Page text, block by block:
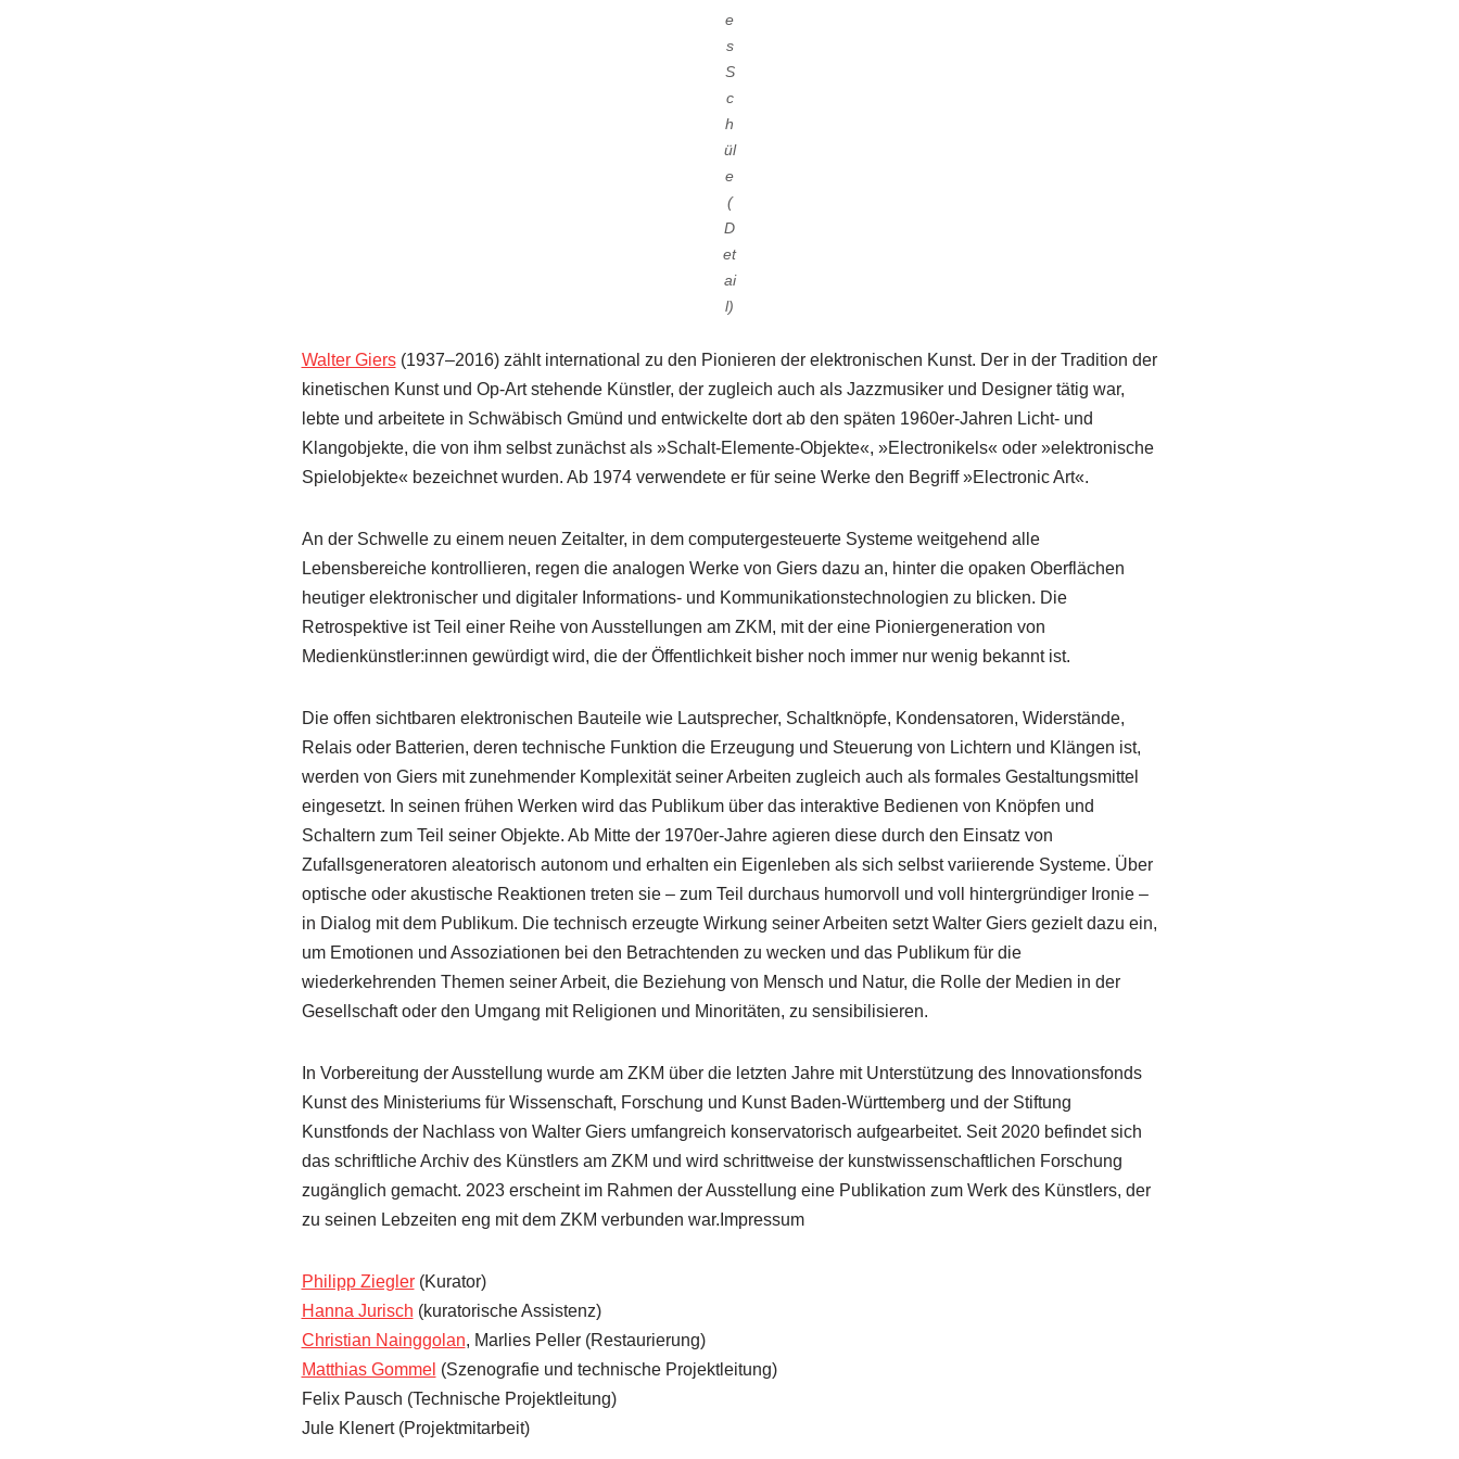
e
s
S
c
h
ül
e
(
D
et
ai
l)
Walter Giers(1937–2016) zählt international zu den Pionieren der elektronischen Kunst. Der in der Tradition der
kinetischen Kunst und Op-Art stehende Künstler, der zugleich auch als Jazzmusiker und Designer tätig war,
lebte und arbeitete in Schwäbisch Gmünd und entwickelte dort ab den späten 1960er-Jahren Licht- und
Klangobjekte, die von ihm selbst zunächst als »Schalt-Elemente-Objekte«, »Electronikels« oder »elektronische
Spielobjekte« bezeichnet wurden. Ab 1974 verwendete er für seine Werke den Begriff »Electronic Art«.
An der Schwelle zu einem neuen Zeitalter, in dem computergesteuerte Systeme weitgehend alle
Lebensbereiche kontrollieren, regen die analogen Werke von Giers dazu an, hinter die opaken Oberflächen
heutiger elektronischer und digitaler Informations- und Kommunikationstechnologien zu blicken. Die
Retrospektive ist Teil einer Reihe von Ausstellungen am ZKM, mit der eine Pioniergeneration von
Medienkünstler:innen gewürdigt wird, die der Öffentlichkeit bisher noch immer nur wenig bekannt ist.
Die offen sichtbaren elektronischen Bauteile wie Lautsprecher, Schaltknöpfe, Kondensatoren, Widerstände,
Relais oder Batterien, deren technische Funktion die Erzeugung und Steuerung von Lichtern und Klängen ist,
werden von Giers mit zunehmender Komplexität seiner Arbeiten zugleich auch als formales Gestaltungsmittel
eingesetzt. In seinen frühen Werken wird das Publikum über das interaktive Bedienen von Knöpfen und
Schaltern zum Teil seiner Objekte. Ab Mitte der 1970er-Jahre agieren diese durch den Einsatz von
Zufallsgeneratoren aleatorisch autonom und erhalten ein Eigenleben als sich selbst variierende Systeme. Über
optische oder akustische Reaktionen treten sie – zum Teil durchaus humorvoll und voll hintergründiger Ironie –
in Dialog mit dem Publikum. Die technisch erzeugte Wirkung seiner Arbeiten setzt Walter Giers gezielt dazu ein,
um Emotionen und Assoziationen bei den Betrachtenden zu wecken und das Publikum für die
wiederkehrenden Themen seiner Arbeit, die Beziehung von Mensch und Natur, die Rolle der Medien in der
Gesellschaft oder den Umgang mit Religionen und Minoritäten, zu sensibilisieren.
In Vorbereitung der Ausstellung wurde am ZKM über die letzten Jahre mit Unterstützung des Innovationsfonds
Kunst des Ministeriums für Wissenschaft, Forschung und Kunst Baden-Württemberg und der Stiftung
Kunstfonds der Nachlass von Walter Giers umfangreich konservatorisch aufgearbeitet. Seit 2020 befindet sich
das schriftliche Archiv des Künstlers am ZKM und wird schrittweise der kunstwissenschaftlichen Forschung
zugänglich gemacht. 2023 erscheint im Rahmen der Ausstellung eine Publikation zum Werk des Künstlers, der
zu seinen Lebzeiten eng mit dem ZKM verbunden war.Impressum
Philipp Ziegler(Kurator)
Hanna Jurisch (kuratorische Assistenz)
Christian Nainggolan, Marlies Peller (Restaurierung)
Matthias Gommel (Szenografie und technische Projektleitung)
Felix Pausch (Technische Projektleitung)
Jule Klenert (Projektmitarbeit)